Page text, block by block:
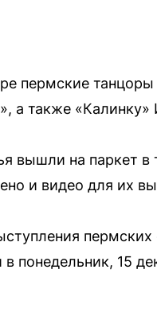
пермские
а также
вышли на паркет
и видео для их
в понедельник, 15